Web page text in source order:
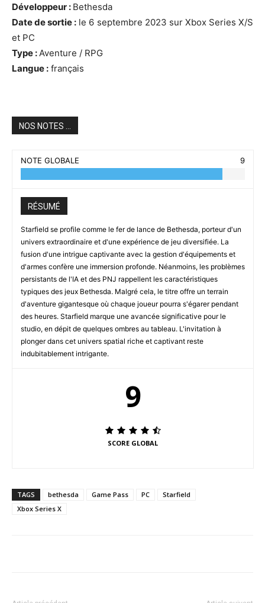
Développeur : Bethesda
Date de sortie : le 6 septembre 2023 sur Xbox Series X/S
et PC
Type :Aventure / RPG
Langue : français
NOS NOTES ...
NOTE GLOBALE 9
RÉSUMÉ
Starfield se profile comme le fer de lance de Bethesda, porteur d'un
univers extraordinaire et d'une expérience de jeu diversifiée. La
fusion d'une intrigue captivante avec la gestion d'équipements et
d'armes confère une immersion profonde. Néanmoins, les problèmes
persistants de l'IA et des PNJ rappellent les caractéristiques
typiques des jeux Bethesda. Malgré cela, le titre offre un terrain
d'aventure gigantesque où chaque joueur pourra s'égarer pendant
des heures. Starfield marque une avancée significative pour le
studio, en dépit de quelques ombres au tableau. L'invitation à
plonger dans cet univers spatial riche et captivant reste
indubitablement intrigante.
9
SCORE GLOBAL
TAGS bethesda Game Pass PC
Starfield
Xbox Series X